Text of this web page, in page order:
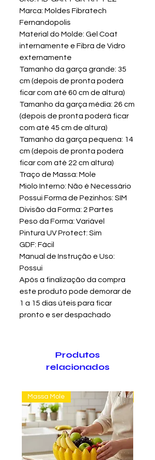
Marca: Moldes Fibratech
Fernandopolis
Material do Molde: Gel Coat
internamente e Fibra de Vidro
externamente
Tamanho da garça grande: 35
cm (depois de pronta poderá
ficar com até 60 cm de altura)
Tamanho da garça média: 26 cm
(depois de pronta poderá ficar
com até 45 cm de altura)
Tamanho da garça pequena: 14
cm (depois de pronta poderá
ficar com até 22 cm altura)
Traço de Massa: Mole
Miolo Interno: Não é Necessário
Possui Forma de Pezinhos: SIM
Divisão da Forma: 2 Partes
Peso da Forma: Variável
Pintura UV Protect: Sim
GDF: Fácil
Manual de Instrução e Uso:
Possui
Após a finalização da compra
este produto pode demorar de
1 a 15 dias úteis para ficar
pronto e ser despachado
Produtos
relacionados
Massa Mole